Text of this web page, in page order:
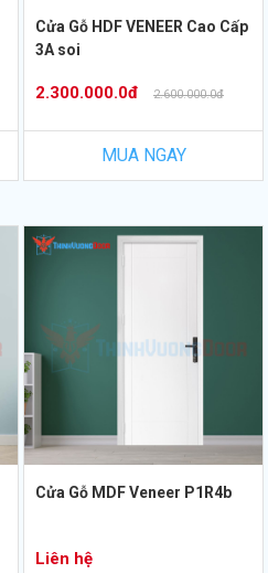
Cửa Gỗ HDF VENEER Cao Cấp
3A soi
2.300.000.0đ 2.600.000.0đ
MUA NGAY
Cửa Gỗ MDF Veneer P1R4b
Liên hệ